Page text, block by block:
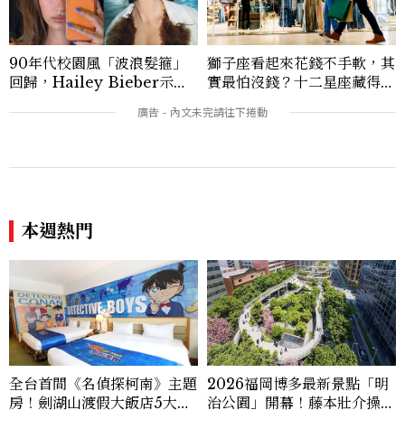
0篇深度專題「MC開房間」、260 篇以上
「玩咖懶人包」盤點類文章，致力用專業視
角提供讀者最新話題、兼具風格與實用的高
品質生活旅遊靈感內容。 Contact：ben
ny_yang@mctw.com.tw
90年代校園風「波浪髮箍」
回歸，Hailey Bieber示範
u髮箍未開賣先爆紅！
獅子座看起來花錢不手軟，其
實最怕沒錢？十二星座藏得最
價半天，最後卻買最貴的
本週熱門
全台首間《名偵探柯南》主題
房！劍湖山渡假大飯店5大角
2026福岡博多最新景點「明
治公園」開幕！藤本壯介操刀